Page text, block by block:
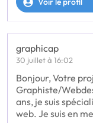
graphicap
30 juillet à 16:02
Bonjour, Votre
Graphiste/
ans, je suis
web. Je suis en